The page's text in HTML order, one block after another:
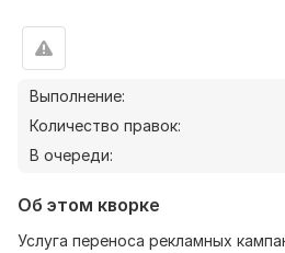
Выполнение:
Количество правок:
В очереди:
Об этом кворке
Услуга переноса рекламных